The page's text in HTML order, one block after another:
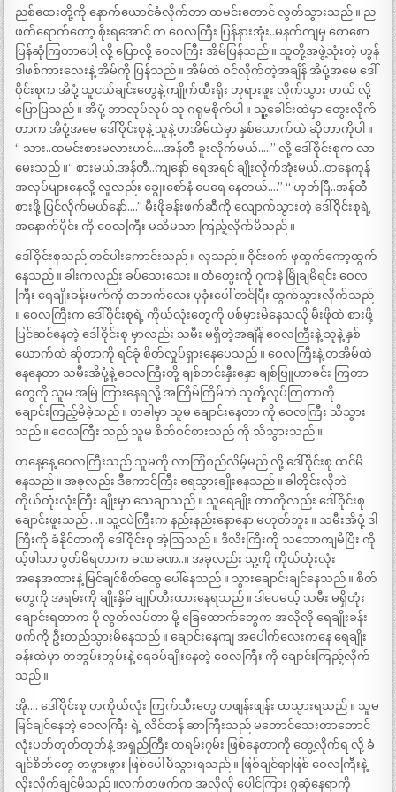
ညစ်ထေးတို့ကို နောက်ယောင်ခံလိုက်တာ ထမင်းတောင် လွတ်သွားသည် ။ ည
ဖက်ရောက်တော့ စိုးရအောင် က ဝေလကြီး ပြန်နားအုံး..မနက်ကျမှ စောစော
ပြန်ဆုံကြတာပေါ့ လို့ ပြောလို့ ဝေလကြီး အိမ်ပြန်သည် ။ သူတို့အဖွဲ့သုံးတဲ့ ဟွန်
ဒါဖစ်ကားလေးနဲ့ အိမ်ကို ပြန်သည် ။ အိမ်ထဲ ဝင်လိုက်တဲ့အချိန် အိပုံ့အမေ ဒေါ်
ဝိုင်းစုက အိပုံ့ သူငယ်ချင်းတွေနဲ့ ကျိုက်ထီးရိုး ဘုရားဖူး လိုက်သွား တယ် လို့
ပြောပြသည် ။ အိပုံ့ ဘာလုပ်လုပ် သူ ဂရုမစိုက်ပါ ။ သူ့ခေါင်းထဲမှာ တွေးလိုက်
တာက အိပုံ့အမေ ဒေါ်ဝိုင်းစုနဲ့ သူနဲ့ တအိမ်ထဲမှာ နှစ်ယောက်ထဲ ဆိုတာကိုပါ ။
“ သား..ထမင်းစားမလားဟင်….အန်တီ ခူးလိုက်မယ်…..” လို့ ဒေါ်ဝိုင်းစုက လာ
မေးသည် ။“ စားမယ်.အန်တီ..ကျနော် ရေအရင် ချိုးလိုက်အုံးမယ်..တနေကုန်
အလုပ်များနေလို့ လူလည်း ချွေးစော်နံ ပေရေ နေတယ်….” “ ဟုတ်ပြီ..အန်တီ
စားဖို့ ပြင်လိုက်မယ်နော်….” မီးဖိုခန်းဖက်ဆီကို လျောက်သွားတဲ့ ဒေါ်ဝိုင်းစုရဲ့
အနောက်ပိုင်း ကို ဝေလကြီး မသိမသာ ကြည့်လိုက်မိသည် ။
ဒေါ်ဝိုင်းစုသည် တင်ပါးကောင်းသည် ။ လှသည် ။ ဝိုင်းစက် ဖုထွက်ကော့ထွက်
နေသည် ။ ခါးကလည်း ခပ်သေးသေး ။ တံတွေးကို ဂုကနဲ မြိုချမိရင်း ဝေလ
ကြီး ရေချိုးခန်းဖက်ကို တဘက်လေး ပုခုံးပေါ် တင်ပြီး ထွက်သွားလိုက်သည်
။ ဝေလကြီးက ဒေါ်ဝိုင်းစုရဲ့ ကိုယ်လုံးတွေကို ပစ်မှားမိနေသလို မီးဖိုထဲ စားဖို့
ပြင်ဆင်နေတဲ့ ဒေါ်ဝိုင်းစု မှာလည်း သမီး မရှိတဲ့အချိန် ဝေလကြီးနဲ့ သူနဲ့ နှစ်
ယောက်ထဲ ဆိုတာကို ရင်ခုံ စိတ်လှုပ်ရှားနေပေသည် ။ ဝေလကြီးနဲ့ တအိမ်ထဲ
နေနေတာ သမီးအိပုံ့နဲ့ ဝေလကြီးတို့ ချစ်တင်းနှီးနှော ချစ်ဗြူဟာခင်း ကြတာ
တွေကို သူမ အမြဲ ကြားနေရလို့ အကြိမ်ကြိမ်ဘဲ သူတို့လုပ်ကြတာကို
ချောင်းကြည့်မိခဲ့သည် ။ တခါမှာ သူမ ချောင်းနေတာ ကို ဝေလကြီး သိသွား
သည် ။ ဝေလကြီး သည် သူမ စိတ်ဝင်စားသည် ကို သိသွားသည် ။
တနေ့နေ့ ဝေလကြီးသည် သူမကို လာကြံစည်လိမ့်မည် လို့ ဒေါ်ဝိုင်းစု ထင်မိ
နေသည် ။ အခုလည်း ဒီကောင်ကြီး ရေသွားချိုးနေသည် ။ ခါတိုင်းလိုဘဲ
ကိုယ်တုံးလုံးကြီး ချိုးမှာ သေချာသည် ။ သူရေချိုး တာကိုလည်း ဒေါ်ဝိုင်းစု
ချောင်းဖူးသည် . .။ သူ့ငပဲကြီးက နည်းနည်းနောနော မဟုတ်ဘူး ။ သမီးအိပုံ့ ဒါ
ကြီးကို ခံနိုင်တာကို ဒေါ်ဝိုင်းစု အံ့သြသည် ။ ဒီလီးကြီးကို သဘောကျမိပြီး ကို
ယ့်ဖါသာ ပွတ်မိရတာက ခဏ ခဏ..။ အခုလည်း သူ့ကို ကိုယ်တုံးလုံး
အနေအထားနဲ့ မြင်ချင်စိတ်တွေ ပေါ်နေသည် ။ သွားချောင်းချင်နေသည် ။ စိတ်
တွေကို အရမ်းကို ချိုးနှိမ် ချုပ်တီးထားနေရသည် ။ ဒါပေမယ့် သမီး မရှိတုံး
ချောင်းရတာက ပို လွတ်လပ်တာ မို့ ခြေထောက်တွေက အလိုလို ရေချိုးခန်း
ဖက်ကို ဦးတည်သွားမိနေသည် ။ ချောင်းနေကျ အပေါက်လေးကနေ ရေချိုး
ခန်းထဲမှာ တဘွမ်းဘွမ်းနဲ့ ရေခပ်ချိုးနေတဲ့ ဝေလကြီး ကို ချောင်းကြည့်လိုက်
သည် ။
အို…. ဒေါ်ဝိုင်းစု တကိုယ်လုံး ကြက်သီးတွေ တဖျန်းဖျန်း ထသွားရသည် ။ သူမ
မြင်ချင်နေတဲ့ ဝေလကြီး ရဲ့ လိင်တန် ဆာကြီးသည် မတောင်သေးတာတောင်
လုံးပတ်တုတ်တုတ်နဲ့ အရှည်ကြီး တရမ်း၇မ်း ဖြစ်နေတာကို တွေ့လိုက်ရ လို့ ခံ
ချင်စိတ်တွေ တဖွားဖွား ဖြစ်ပေါ်မိသွားရသည် ။ ဖြစ်ချင်ရာဖြစ် ဝေလကြီးနဲ့
လိုးလိုက်ချင်မိသည် ။လက်တဖက်က အလိုလို ပေါင်ကြား ဂွဆုံနေရာကို